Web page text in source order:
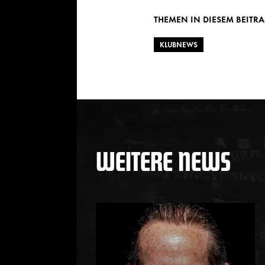
THEMEN IN DIESEM
KLUBNEWS
WEITERE NEWS